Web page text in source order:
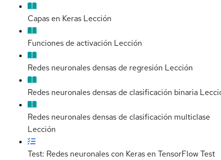
Capas en Keras Lección
Funciones de activación Lección
Redes neuronales densas de regresión Lección
Redes neuronales densas de clasificación binaria
Redes neuronales densas de clasificación multiclase
Lección
Test: Redes neuronales con Keras en TensorFlowTest